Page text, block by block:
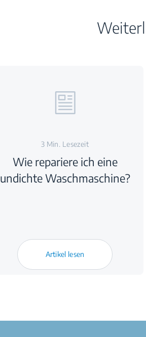
3 Min. Lesezeit
Wie repariere ich eine
undichte Waschmaschine?
Artikel lesen